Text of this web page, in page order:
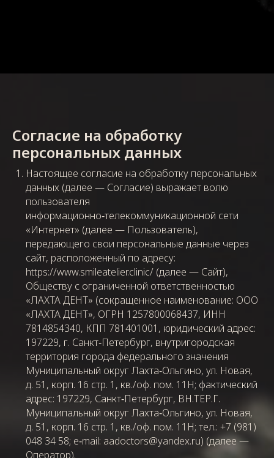
Согласие на обработку
персональных данных
Настоящее согласие на обработку персональных
данных (далее — Согласие) выражает волю
пользователя
информационно‑телекоммуникационной сети
«Интернет» (далее — Пользователь),
передающего свои персональные данные через
сайт, расположенный по адресу:
https://www.smileatelier.clinic/ (далее — Сайт),
Обществу с ограниченной ответственностью
«ЛАХТА ДЕНТ» (сокращенное наименование: ООО
«ЛАХТА ДЕНТ», ОГРН 1257800068437, ИНН
7814854340, КПП 781401001, юридический адрес:
197229, г. Санкт‑Петербург, внутригородская
территория города федерального значения
Муниципальный округ Лахта‑Ольгино, ул. Новая,
д. 51, корп. 16 стр. 1, кв./оф. пом. 11Н; фактический
адрес: 197229, Санкт‑Петербург, ВН.ТЕР.Г.
Муниципальный округ Лахта‑Ольгино, ул. Новая,
д. 51, корп. 16 стр. 1, кв./оф. пом. 11Н; тел.: +7 (981)
048 34 58; e‑mail: aadoctors@yandex.ru) (далее —
Оператор).